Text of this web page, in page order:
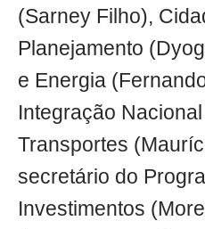
(Sarney Filho),
Planejamento
e Energia
Integração
Transportes
secretário do
Investimentos